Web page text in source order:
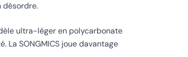
désordre.
ultra-léger en polycarbonate
La SONGMICS joue davantage